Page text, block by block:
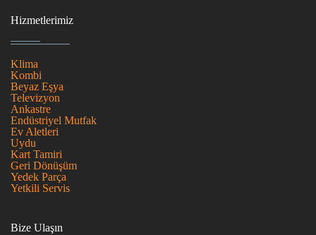
Hizmetlerimiz
Klima
Kombi
Beyaz Eşya
Televizyon
Ankastre
Endüstriyel Mutfak
Ev Aletleri
Uydu
Kart Tamiri
Geri Dönüşüm
Yedek Parça
Yetkili Servis
Bize Ulaşın